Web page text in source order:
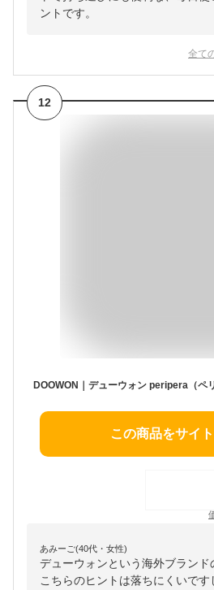
ントです。
全て
12
この商品をサイ
あみーご(40代・女性)
デューウォンという海外ブラン
こちらのヒントは落ちにくいで